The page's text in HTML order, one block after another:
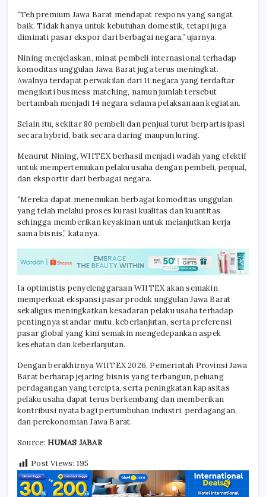
“Teh premium Jawa Barat mendapat respons yang sangat
baik. Tidak hanya untuk kebutuhan domestik, tetapi juga
diminati pasar ekspor dari berbagai negara,” ujarnya.
Nining menjelaskan, minat pembeli internasional terhadap
komoditas unggulan Jawa Barat juga terus meningkat.
Awalnya terdapat perwakilan dari 11 negara yang terdaftar
mengikuti business matching, namun jumlah tersebut
bertambah menjadi 14 negara selama pelaksanaan kegiatan.
Selain itu, sekitar 80 pembeli dan penjual turut berpartisipasi
secara hybrid, baik secara daring maupun luring.
Menurut Nining, WIITEX berhasil menjadi wadah yang efektif
untuk mempertemukan pelaku usaha dengan pembeli, penjual,
dan eksportir dari berbagai negara.
“Mereka dapat menemukan berbagai komoditas unggulan
yang telah melalui proses kurasi kualitas dan kuantitas
sehingga memberikan keyakinan untuk melanjutkan kerja
sama bisnis,” katanya.
Ia optimistis penyelenggaraan WIITEX akan semakin
memperkuat ekspansi pasar produk unggulan Jawa Barat
sekaligus meningkatkan kesadaran pelaku usaha terhadap
pentingnya standar mutu, keberlanjutan, serta preferensi
pasar global yang kini semakin mengedepankan aspek
kesehatan dan keberlanjutan.
Dengan berakhirnya WIITEX 2026, Pemerintah Provinsi Jawa
Barat berharap jejaring bisnis yang terbangun, peluang
perdagangan yang tercipta, serta peningkatan kapasitas
pelaku usaha dapat terus berkembang dan memberikan
kontribusi nyata bagi pertumbuhan industri, perdagangan,
dan perekonomian Jawa Barat.
Source: HUMAS JABAR
Post Views: 195